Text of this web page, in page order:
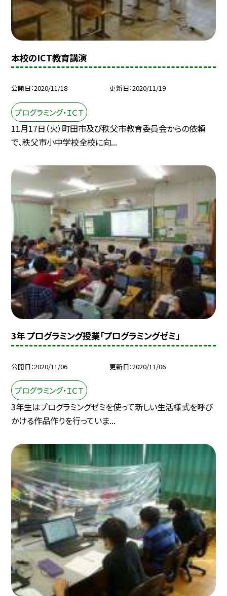
本校のICT教育講演
公開日 2020/11/18 更新日 2020/11/19
プログラミング・ＩＣＴ
11月17日（火）町田市及び秩父市教育委員会からの依頼
で、秩父市小中学校全校に向...
3年 プログラミング授業「プログラミングゼミ」
公開日 2020/11/06 更新日 2020/11/06
プログラミング・ＩＣＴ
3年生はプログラミングゼミを使って新しい生活様式を呼び
かける作品作りを行っていま...